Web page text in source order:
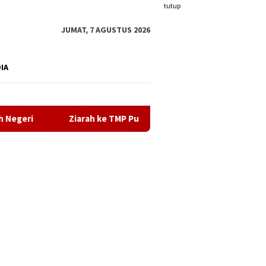
tutup
JUMAT, 7 AGUSTUS 2026
ke TMP Pusara Bhakti, Kodim 0317/TBK Teguhkan Semangat